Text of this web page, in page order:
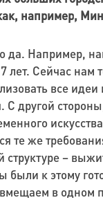
например,
да. Например,
лет. Сейчас нам
все идеи
С другой
искусства
те же
структуре –
были к этому
в одном